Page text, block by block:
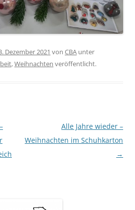
Dezember 2021 von CBA unter
,Weihnachten veröffentlicht.
Alle Jahre wieder –
Weihnachten im Schuhkarton
→